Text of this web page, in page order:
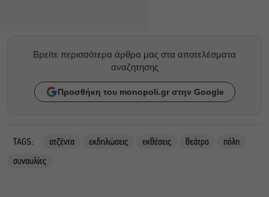
Βρείτε περισσότερα άρθρα μας στα αποτελέσματα
αναζητησης
Προσθήκη του monopoli.gr στην Google
TAGS: ατζέντα εκδηλώσεις εκθέσεις θεάτρο
πόλη
συναυλίες